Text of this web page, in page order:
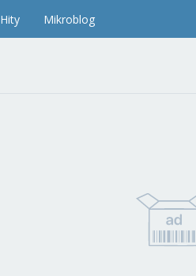
Hity Mikroblog